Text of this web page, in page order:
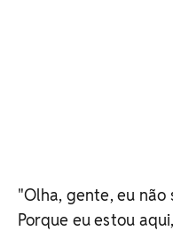
"Olha, gente, eu não
Porque eu estou